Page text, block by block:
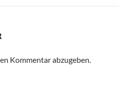
Kommentar abzugeben.